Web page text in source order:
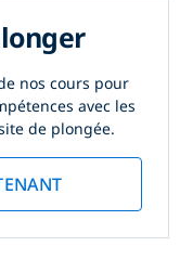
nos cours pour
avec les
de plongée.